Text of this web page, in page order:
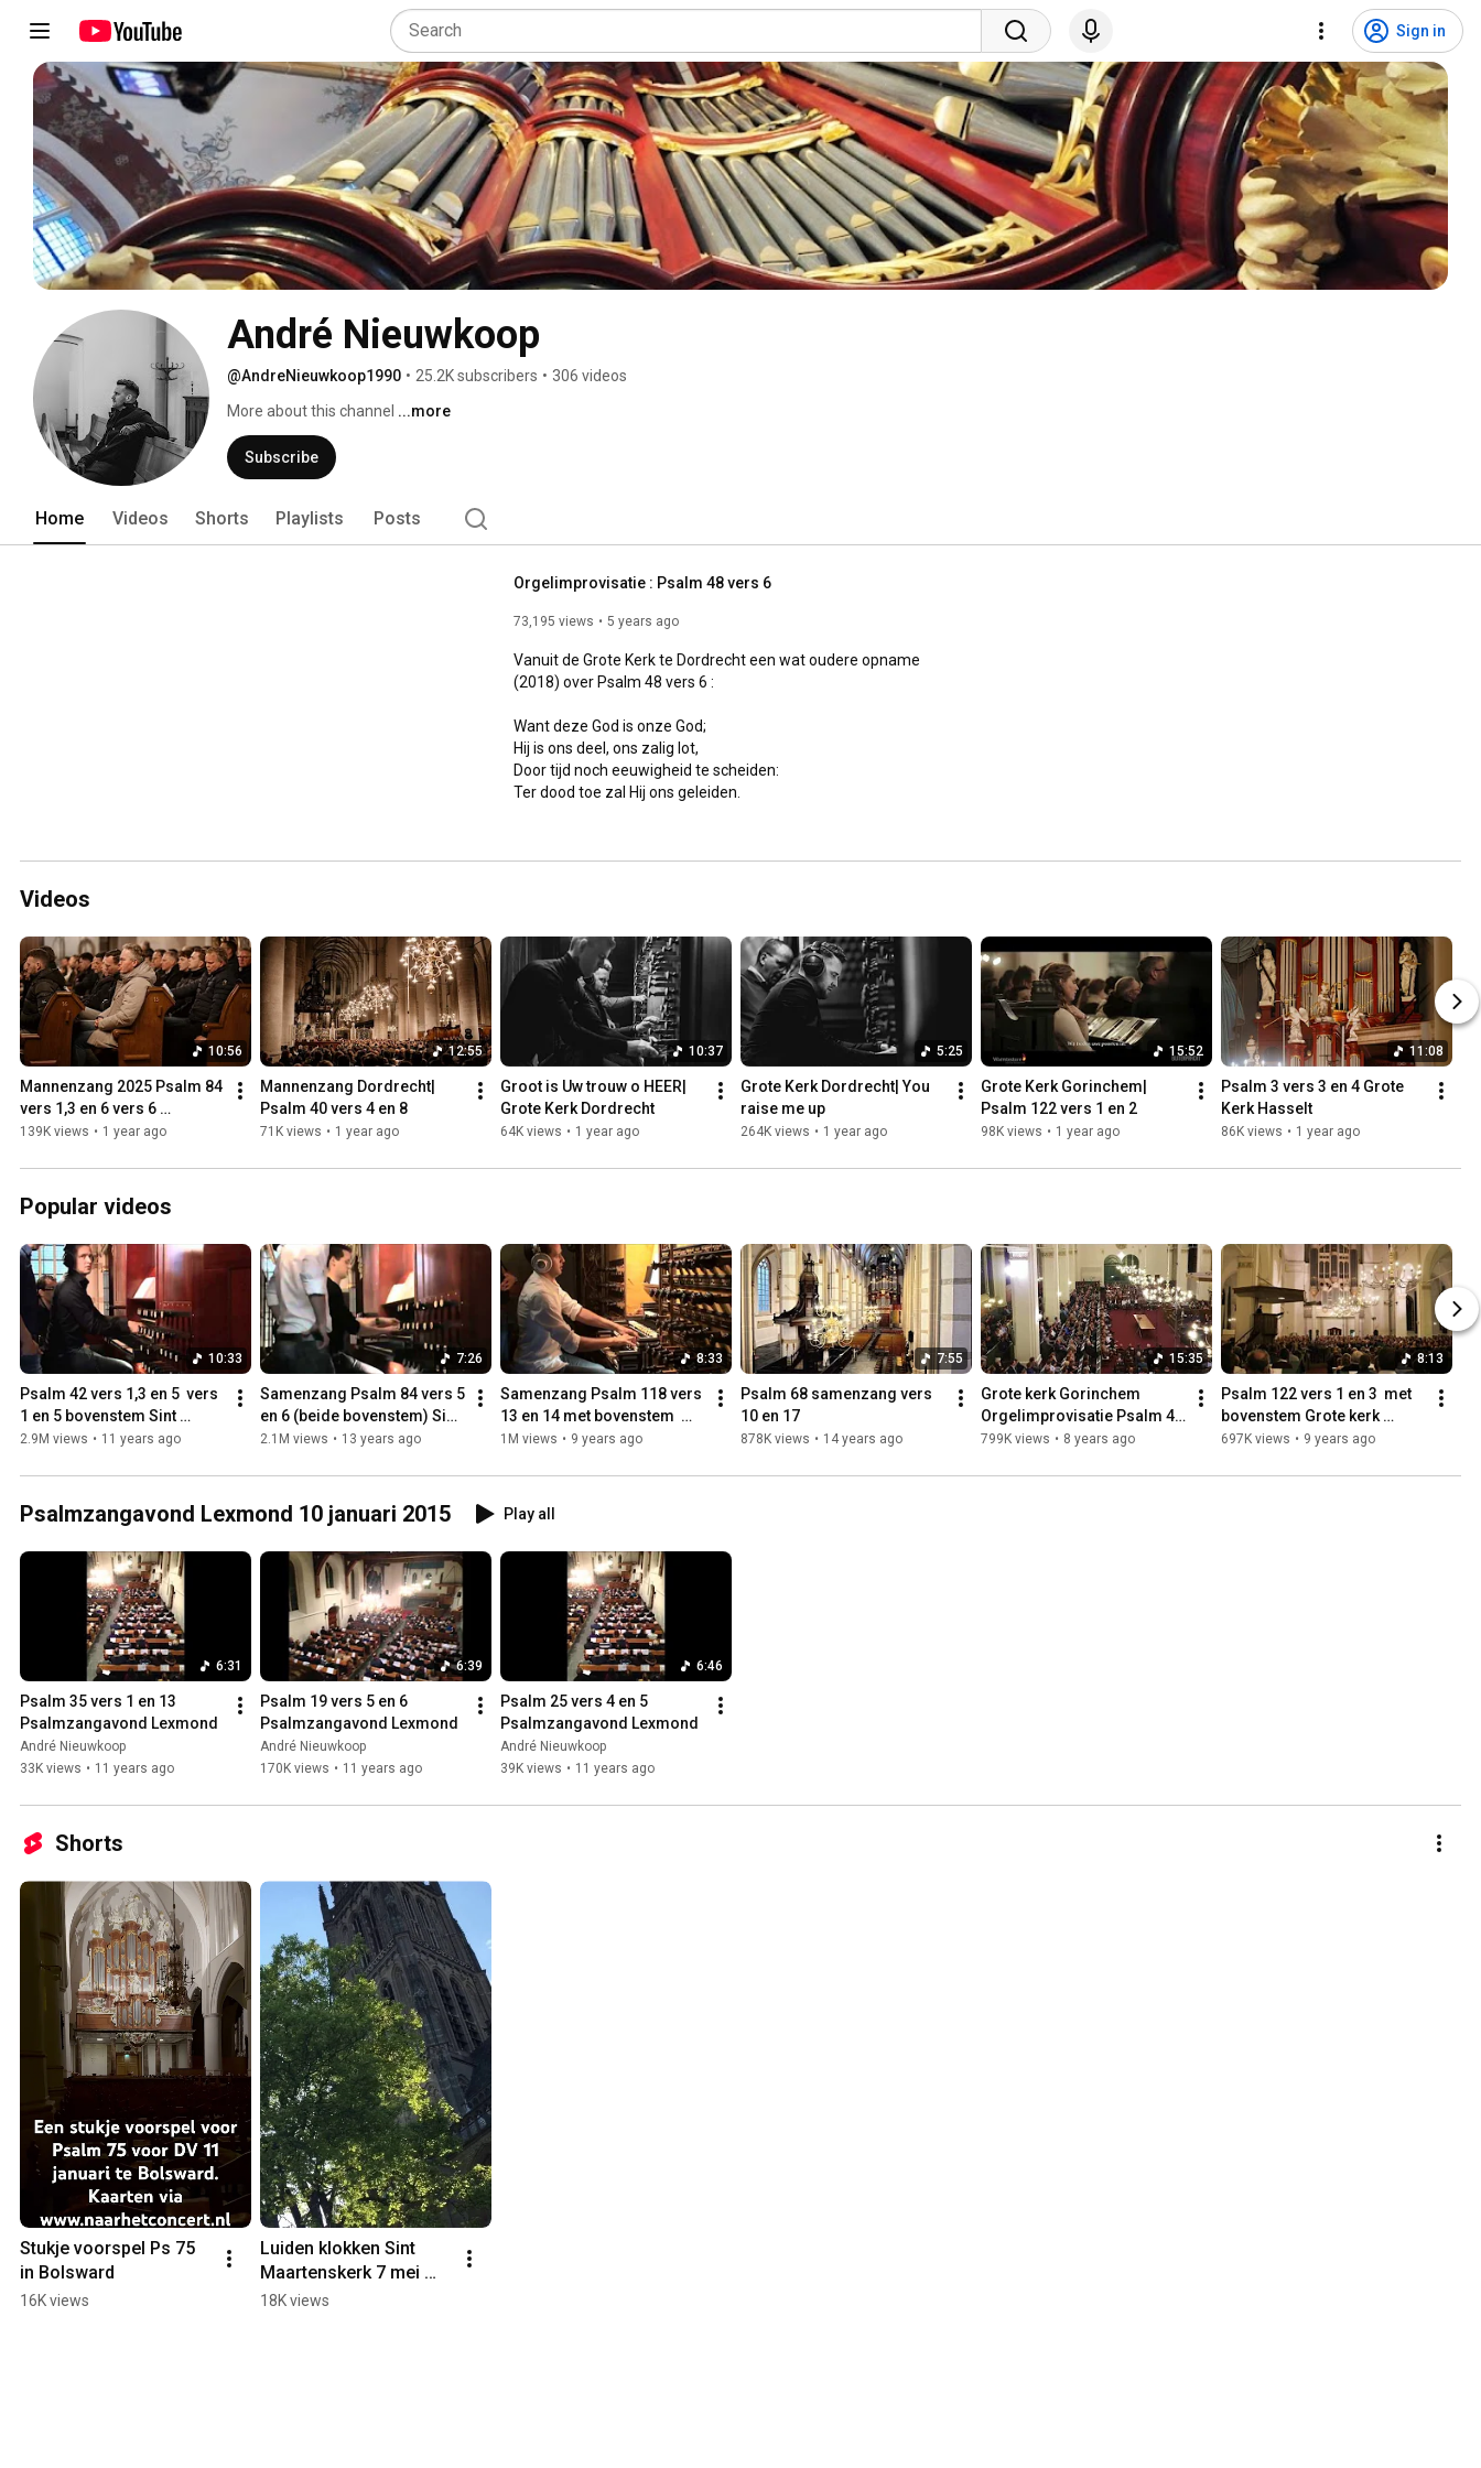
Sign in
André Nieuwkoop
@AndreNieuwkoop1990 • 25.2K subscribers • 306 videos
More about this channel ...more
Subscribe
Home Videos Shorts Playlists Posts
Orgelimprovisatie : Psalm 48 vers 6
73,195 views 5 years ago
Vanuit de Grote Kerk te Dordrecht een wat oudere opname
(2018) over Psalm 48 vers 6 :
Want deze God is onze God;
Hij is ons deel, ons zalig lot,
Door tijd noch eeuwigheid te scheiden:
Ter dood toe zal Hij ons geleiden.
Videos
10:56
Mannenzang 2025 Psalm 84
vers 1,3 en 6 vers 6
bovenstem
139K views • 1 year ago
12:55
Mannenzang Dordrecht|
Psalm 40 vers 4 en 8
71K views • 1 year ago
10:37
Groot is Uw trouw o HEER|
Grote Kerk Dordrecht
64K views • 1 year ago
5:25
Grote Kerk Dordrecht| You
raise me up
264K views • 1 year ago
15:52
Grote Kerk Gorinchem|
Psalm 122 vers 1 en 2
98K views • 1 year ago
11:08
Psalm 3 vers 3 en 4 Grote
Kerk Hasselt
86K views • 1 year ago
Popular videos
10:33
Psalm 42 vers 1,3 en 5  vers
1 en 5 bovenstem Sint
Maartenskerk Zaltbommel
2.9M views • 11 years ago
7:26
Samenzang Psalm 84 vers 5
en 6 (beide bovenstem) Sint
Maartenskerk Zaltbommel.
2.1M views • 13 years ago
8:33
Samenzang Psalm 118 vers
13 en 14 met bovenstem
Bovenkerk Kampen
1M views • 9 years ago
7:55
Psalm 68 samenzang vers
10 en 17
878K views • 14 years ago
15:35
Grote kerk Gorinchem
Orgelimprovisatie Psalm 42
aansluitend samenzang
799K views • 8 years ago
8:13
Psalm 122 vers 1 en 3  met
bovenstem Grote kerk
Gorinchem
697K views • 9 years ago
Psalmzangavond Lexmond 10 januari 2015 Play all
6:31
Psalm 35 vers 1 en 13
Psalmzangavond Lexmond
André Nieuwkoop
33K views • 11 years ago
6:39
Psalm 19 vers 5 en 6
Psalmzangavond Lexmond
André Nieuwkoop
170K views • 11 years ago
6:46
Psalm 25 vers 4 en 5
Psalmzangavond Lexmond
André Nieuwkoop
39K views • 11 years ago
Shorts
Stukje voorspel Ps 75
in Bolsward
16K views
Luiden klokken Sint
Maartenskerk 7 mei
2016
18K views